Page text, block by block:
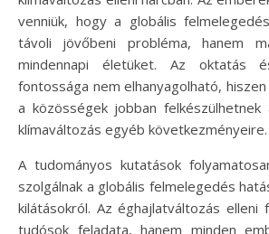
venniük, hogy a globális
távoli jövőbeni probléma, hanem
mindennapi életüket. Az oktatás
fontossága nem elhanyagolható,
a közösségek jobban felkészülhetnek
klímaváltozás egyéb következményeire.
A tudományos kutatások
szolgálnak a globális felmelegedés
kilátásokról. Az éghajlatváltozás elleni
tudósok feladata, hanem minden